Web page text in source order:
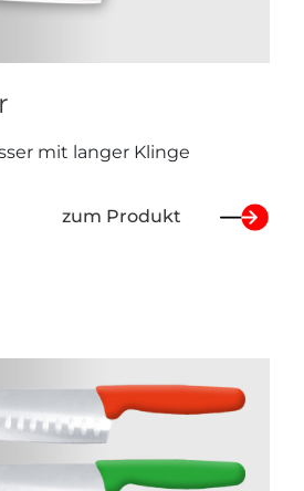
mit langer Klinge
zum Produkt